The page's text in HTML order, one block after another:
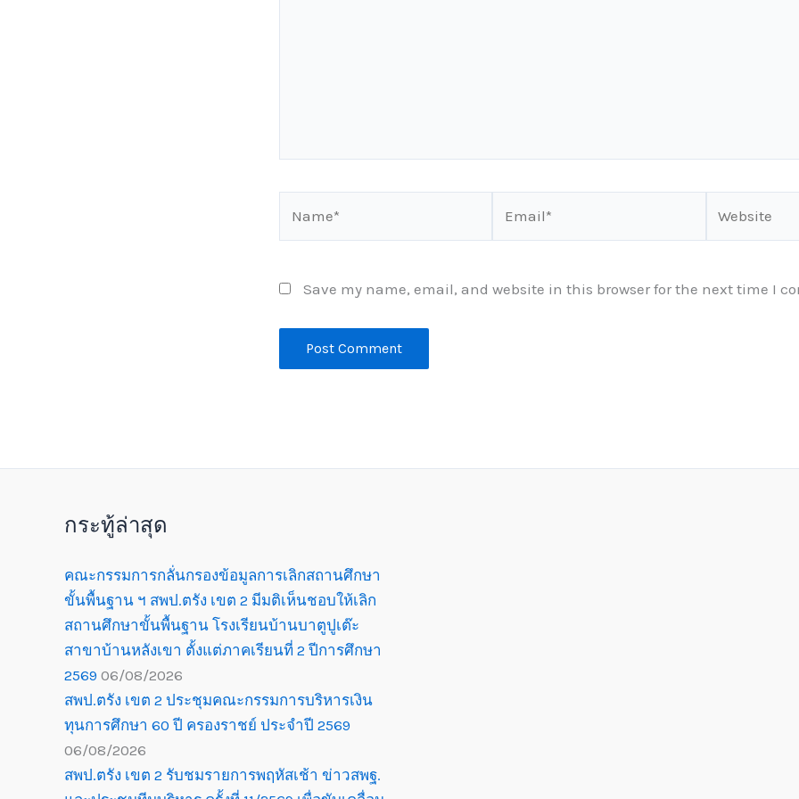
Save my name, email, and website in this browser for the next time I
กระทู้ล่าสุด
คณะกรรมการกลั่นกรองข้อมูลการเลิกสถานศึกษา
ขั้นพื้นฐาน ฯ สพป.ตรัง เขต 2 มีมติเห็นชอบให้เลิก
สถานศึกษาขั้นพื้นฐาน โรงเรียนบ้านบาตูปูเต๊ะ
สาขาบ้านหลังเขา ตั้งแต่ภาคเรียนที่ 2 ปีการศึกษา
2569 06/08/2026
สพป.ตรัง เขต 2 ประชุมคณะกรรมการบริหารเงิน
ทุนการศึกษา 60 ปี ครองราชย์ ประจำปี 2569
06/08/2026
สพป.ตรัง เขต 2 รับชมรายการพฤหัสเช้า ข่าวสพฐ.